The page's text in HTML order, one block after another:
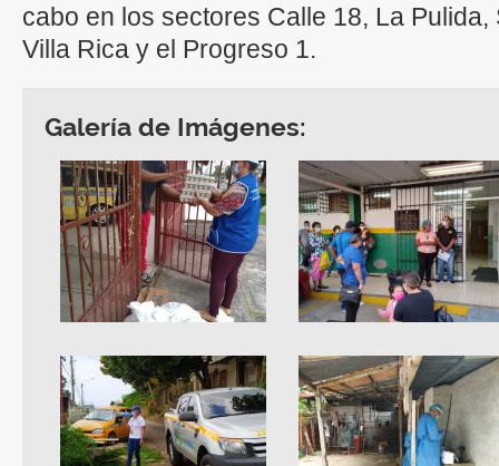
cabo en los sectores Calle 18, La
Villa Rica y el Progreso 1.
Galería de Imágenes: